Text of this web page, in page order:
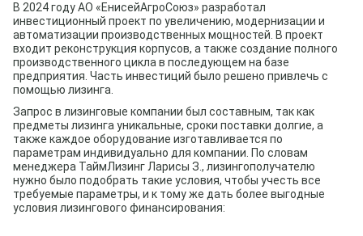
В 2024 году АО «ЕнисейАгроСоюз» разработал
инвестиционный проект по увеличению, модернизации и
автоматизации производственных мощностей. В проект
входит реконструкция корпусов, а также создание полного
производственного цикла в последующем на базе
предприятия. Часть инвестиций было решено привлечь с
помощью лизинга.
Запрос в лизинговые компании был составным, так как
предметы лизинга уникальные, сроки поставки долгие, а
также каждое оборудование изготавливается по
параметрам индивидуально для компании. По словам
менеджера ТаймЛизинг Ларисы З., лизингополучателю
нужно было подобрать такие условия, чтобы учесть все
требуемые параметры, и к тому же дать более выгодные
условия лизингового финансирования: